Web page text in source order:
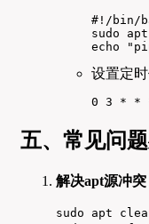
#!/bin/
sudo
echo
设置定时
0 3 * *
五、常见问
解决apt源冲突
sudo apt